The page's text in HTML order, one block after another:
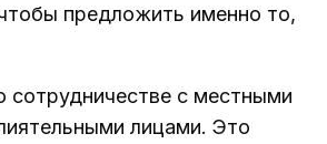
предложить именно то,
сотрудничестве с местными
лицами. Это